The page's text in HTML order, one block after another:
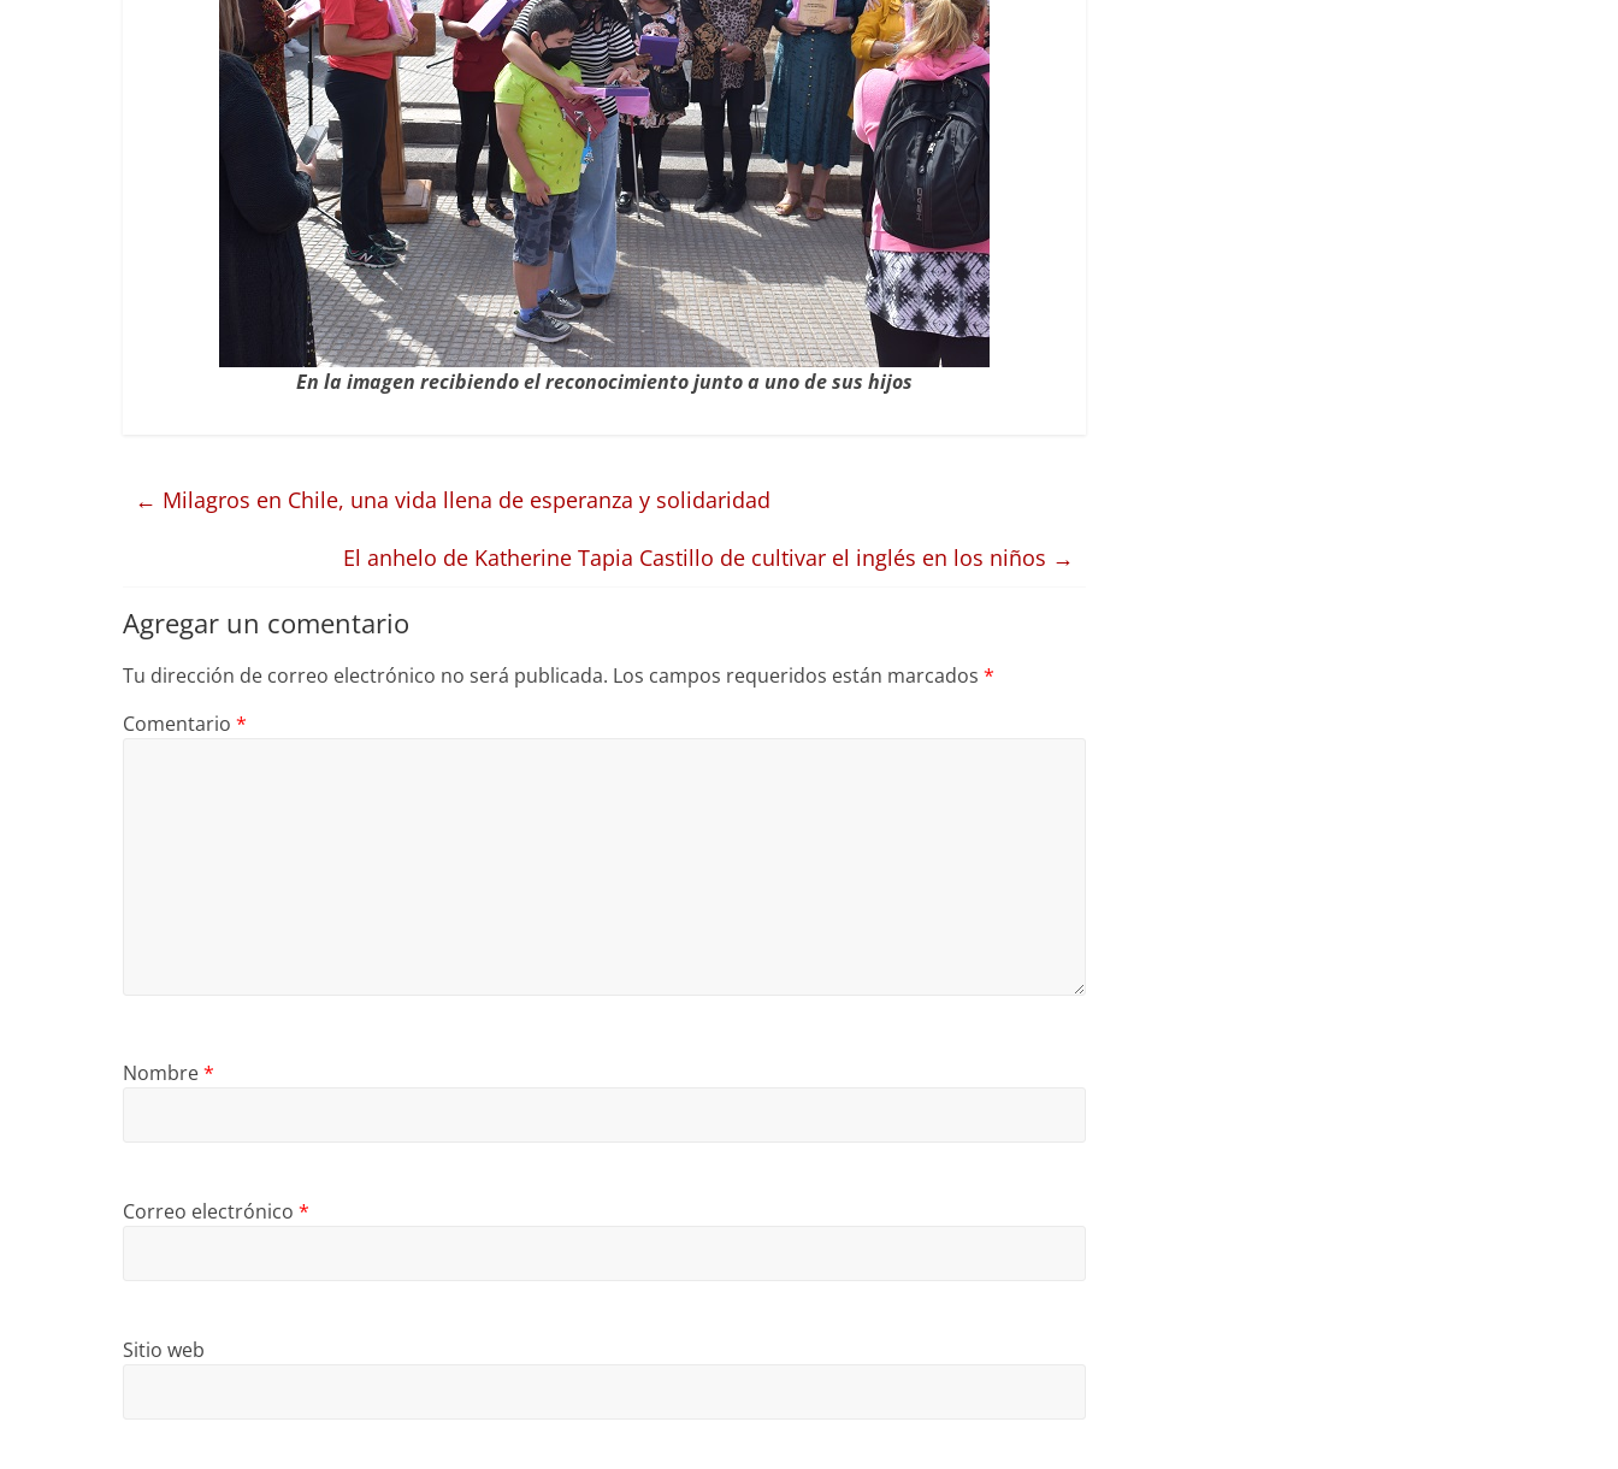
En la imagen recibiendo el reconocimiento junto a uno de sus hijos
← Milagros en Chile, una vida llena de esperanza y solidaridad
El anhelo de Katherine Tapia Castillo de cultivar el inglés en los niños →
Agregar un comentario
Tu dirección de correo electrónico no será publicada. Los campos requeridos están marcados *
Comentario *
Nombre*
Correo electrónico *
Sitio web